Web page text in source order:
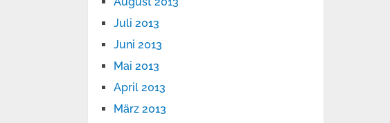
Juli 2013
Juni 2013
Mai 2013
April 2013
März 2013